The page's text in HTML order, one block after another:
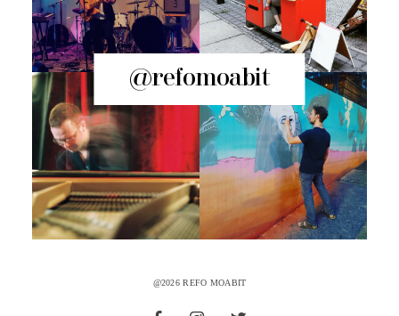
@refomoabit
@2026 REFO MOABIT